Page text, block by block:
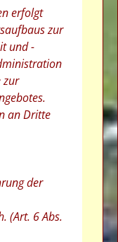
erfolgt
zur
und -
zur
an Dritte
der
(Art. 6 Abs.